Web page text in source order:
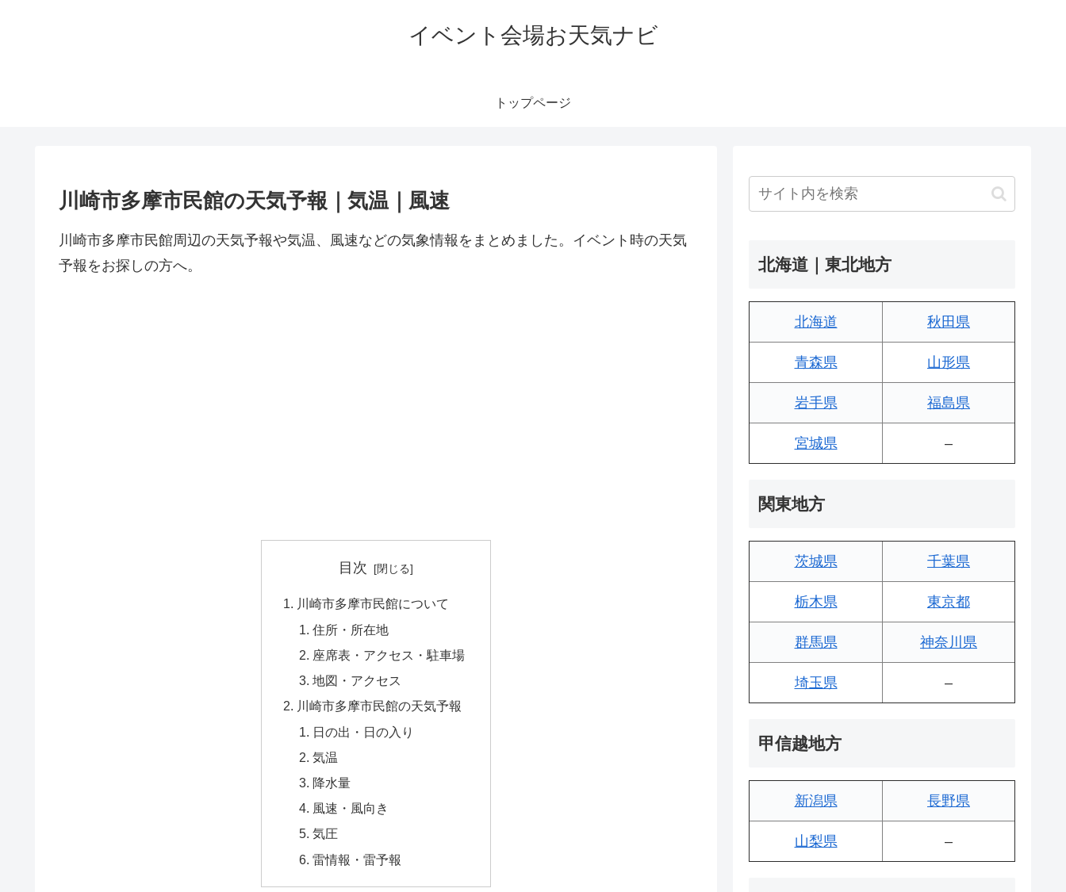
イベント会場お天気ナビ
トップページ
川崎市多摩市民館の天気予報｜気温｜風速
川崎市多摩市民館周辺の天気予報や気温、風速などの気象情報をまとめました。イベント時の天気
予報をお探しの方へ。
目次
川崎市多摩市民館について
住所・所在地
座席表・アクセス・駐車場
地図・アクセス
川崎市多摩市民館の天気予報
日の出・日の入り
気温
降水量
風速・風向き
気圧
雷情報・雷予報
北海道｜東北地方
北海道 秋田県
青森県 山形県
岩手県 福島県
宮城県 –
関東地方
茨城県 千葉県
栃木県 東京都
群馬県 神奈川県
埼玉県 –
甲信越地方
新潟県 長野県
山梨県 –